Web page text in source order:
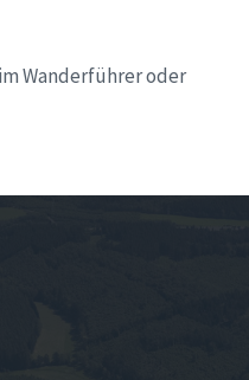
Wanderführer oder